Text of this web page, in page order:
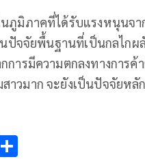
นภูมิภาคที่ได้รับแรงหนุนจ
ปัจจัยพื้นฐานที่เป็นกลไกผ
การมีความตกลงทางการ
วมาก จะยังเป็นปัจจัยหลั